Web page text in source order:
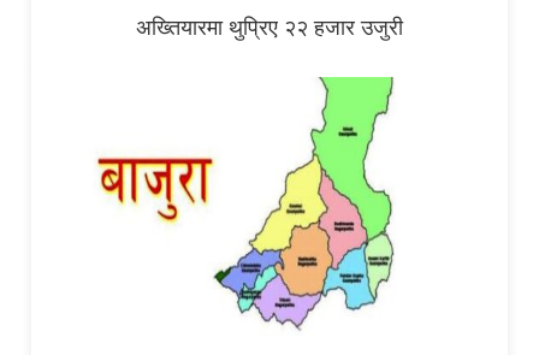
अख्तियारमा थुप्रिए २२ हजार उजुरी